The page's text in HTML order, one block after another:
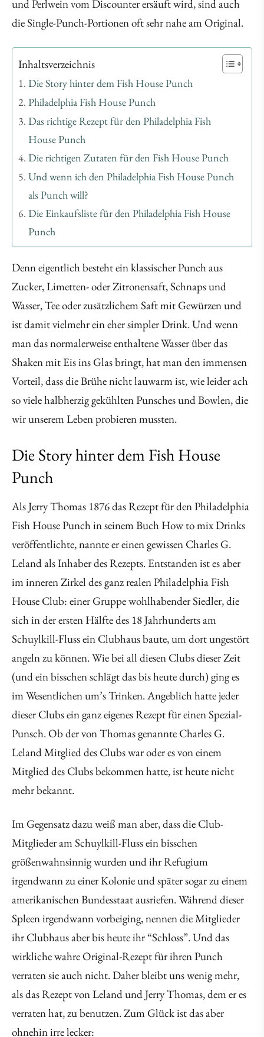
und Perlwein vom Discounter ersäuft wird, sind auch
die Single-Punch-Portionen oft sehr nahe am Original.
Inhaltsverzeichnis
Die Story hinter dem Fish House Punch
Philadelphia Fish House Punch
Das richtige Rezept für den Philadelphia Fish
House Punch
Die richtigen Zutaten für den Fish House Punch
Und wenn ich den Philadelphia Fish House Punch
als Punch will?
Die Einkaufsliste für den Philadelphia Fish House
Punch
Denn eigentlich besteht ein klassischer Punch aus
Zucker, Limetten- oder Zitronensaft, Schnaps und
Wasser, Tee oder zusätzlichem Saft mit Gewürzen und
ist damit vielmehr ein eher simpler Drink. Und wenn
man das normalerweise enthaltene Wasser über das
Shaken mit Eis ins Glas bringt, hat man den immensen
Vorteil, dass die Brühe nicht lauwarm ist, wie leider ach
so viele halbherzig gekühlten Punsches und Bowlen, die
wir unserem Leben probieren mussten.
Die Story hinter dem Fish House
Punch
Als Jerry Thomas 1876 das Rezept für den Philadelphia
Fish House Punch in seinem Buch How to mix Drinks
veröffentlichte, nannte er einen gewissen Charles G.
Leland als Inhaber des Rezepts. Entstanden ist es aber
im inneren Zirkel des ganz realen Philadelphia Fish
House Club: einer Gruppe wohlhabender Siedler, die
sich in der ersten Hälfte des 18 Jahrhunderts am
Schuylkill-Fluss ein Clubhaus baute, um dort ungestört
angeln zu können. Wie bei all diesen Clubs dieser Zeit
(und ein bisschen schlägt das bis heute durch) ging es
im Wesentlichen um’s Trinken. Angeblich hatte jeder
dieser Clubs ein ganz eigenes Rezept für einen Spezial-
Punsch. Ob der von Thomas genannte Charles G.
Leland Mitglied des Clubs war oder es von einem
Mitglied des Clubs bekommen hatte, ist heute nicht
mehr bekannt.
Im Gegensatz dazu weiß man aber, dass die Club-
Mitglieder am Schuylkill-Fluss ein bisschen
größenwahnsinnig wurden und ihr Refugium
irgendwann zu einer Kolonie und später sogar zu einem
amerikanischen Bundesstaat ausriefen. Während dieser
Spleen irgendwann vorbeiging, nennen die Mitglieder
ihr Clubhaus aber bis heute ihr “Schloss”. Und das
wirkliche wahre Original-Rezept für ihren Punch
verraten sie auch nicht. Daher bleibt uns wenig mehr,
als das Rezept von Leland und Jerry Thomas, dem er es
verraten hat, zu benutzen. Zum Glück ist das aber
ohnehin irre lecker: